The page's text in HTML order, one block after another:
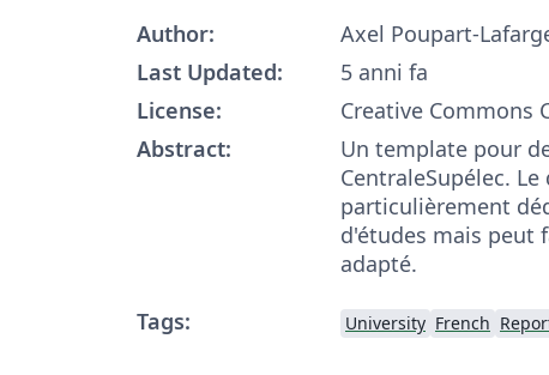
Author:
Axel Poupart-
Last Updated:
5 anni fa
License:
Creative Commons
Abstract:
Un template pour
CentraleSupélec.
particulièrement
d'études mais peut
adapté.
Tags:
University French